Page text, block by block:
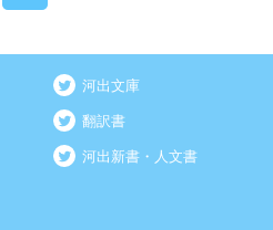
河出文庫
翻訳書
河出新書・人文書